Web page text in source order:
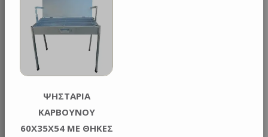
ΨΗΣΤΑΡΙΑ
ΚΑΡΒΟΥΝΟΥ
60X35X54 ΜΕ ΘΗΚΕΣ